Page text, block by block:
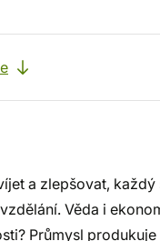
a zlepšovat,
Věda i
Průmysl